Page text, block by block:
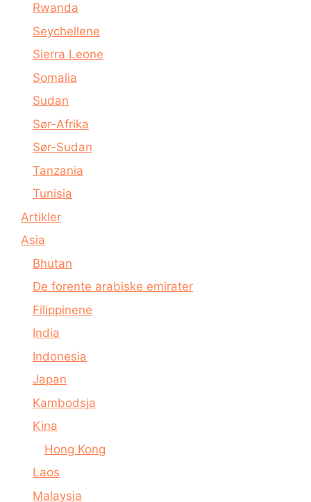
Rwanda
Seychellene
Sierra Leone
Somalia
Sudan
Sør-Afrika
Sør-Sudan
Tanzania
Tunisia
Artikler
Asia
Bhutan
De forente arabiske emirater
Filippinene
India
Indonesia
Japan
Kambodsja
Kina
Hong Kong
Laos
Malaysia